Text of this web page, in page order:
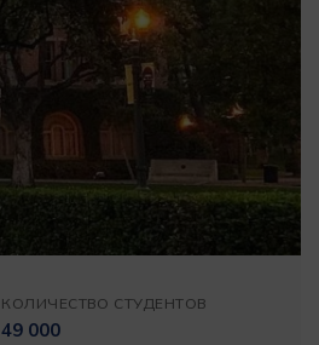
КОЛИЧЕСТВО СТУДЕНТОВ
49 000